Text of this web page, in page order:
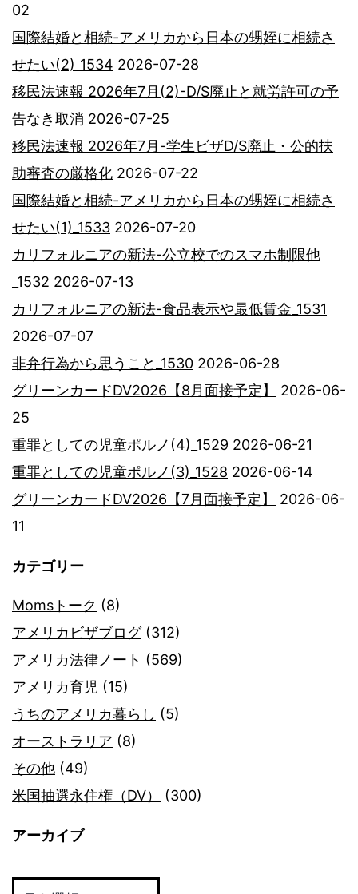
02
国際結婚と相続-アメリカから日本の甥姪に相続さ
せたい(2)_1534 2026-07-28
移民法速報 2026年7月(2)-D/S廃止と就労許可の予
告なき取消 2026-07-25
移民法速報 2026年7月-学生ビザD/S廃止・公的扶
助審査の厳格化 2026-07-22
国際結婚と相続-アメリカから日本の甥姪に相続さ
せたい(1)_1533 2026-07-20
カリフォルニアの新法-公立校でのスマホ制限他
_1532 2026-07-13
カリフォルニアの新法-食品表示や最低賃金_1531
2026-07-07
非弁行為から思うこと_1530 2026-06-28
グリーンカードDV2026【8月面接予定】
2026-06-
25
重罪としての児童ポルノ(4)_1529 2026-06-21
重罪としての児童ポルノ(3)_1528 2026-06-14
グリーンカードDV2026【7月面接予定】
2026-06-
11
カテゴリー
Momsトーク (8)
アメリカビザブログ(312)
アメリカ法律ノート (569)
アメリカ育児 (15)
うちのアメリカ暮らし (5)
オーストラリア (8)
その他 (49)
米国抽選永住権（DV）
(300)
アーカイブ